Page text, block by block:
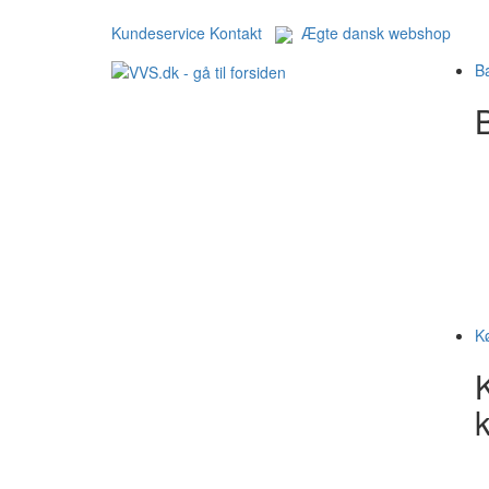
Kundeservice Kontakt
Ægte dansk webshop